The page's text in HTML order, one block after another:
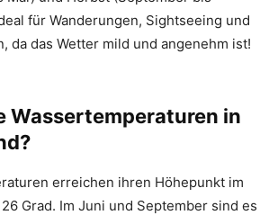
für Wanderungen, Sightseeing und
da das Wetter mild und angenehm ist!
Wassertemperaturen in
erreichen ihren Höhepunkt im
Grad. Im Juni und September sind es